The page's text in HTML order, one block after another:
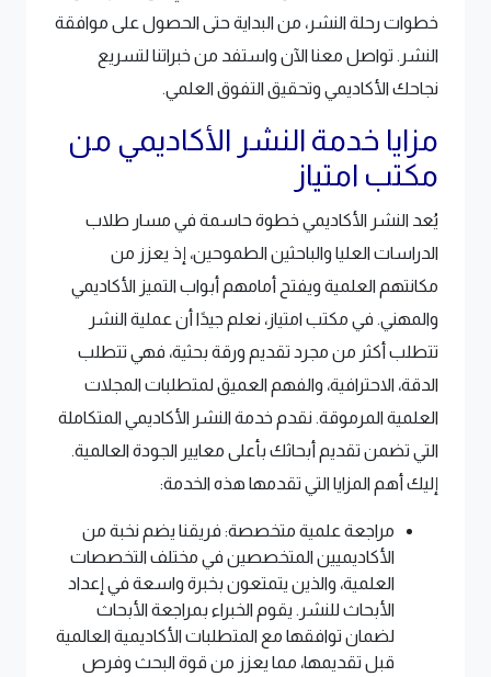
خطوات رحلة النشر، من البداية حتى الحصول على موافقة
النشر. تواصل معنا الآن واستفد من خبراتنا لتسريع
نجاحك الأكاديمي وتحقيق التفوق العلمي.
مزايا خدمة النشر الأكاديمي من
مكتب امتياز
يُعد النشر الأكاديمي خطوة حاسمة في مسار طلاب
الدراسات العليا والباحثين الطموحين، إذ يعزز من
مكانتهم العلمية ويفتح أمامهم أبواب التميز الأكاديمي
والمهني. في مكتب امتياز، نعلم جيدًا أن عملية النشر
تتطلب أكثر من مجرد تقديم ورقة بحثية، فهي تتطلب
الدقة، الاحترافية، والفهم العميق لمتطلبات المجلات
العلمية المرموقة. نقدم خدمة النشر الأكاديمي المتكاملة
التي تضمن تقديم أبحاثك بأعلى معايير الجودة العالمية.
إليك أهم المزايا التي تقدمها هذه الخدمة:
مراجعة علمية متخصصة: فريقنا يضم نخبة من
الأكاديميين المتخصصين في مختلف التخصصات
العلمية، والذين يتمتعون بخبرة واسعة في إعداد
الأبحاث للنشر. يقوم الخبراء بمراجعة الأبحاث
لضمان توافقها مع المتطلبات الأكاديمية العالمية
قبل تقديمها، مما يعزز من قوة البحث وفرص